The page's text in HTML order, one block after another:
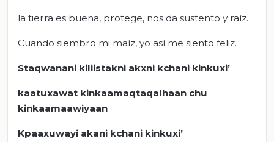
la tierra es buena, protege, nos da sustento y raíz.
Cuando siembro mi maíz, yo así me siento feliz.
Staqwanani kiliistakni akxni kchani kinkuxi’
kaatuxawat kinkaamaqtaqalhaan chu
kinkaamaawiyaan
Kpaaxuwayi akani kchani kinkuxi’